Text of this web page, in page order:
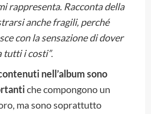
rappresenta. Racconta della
anche fragili, perché
con la sensazione di dover
tutti i costi”.
nell’album sono
che compongono un
ma sono soprattutto